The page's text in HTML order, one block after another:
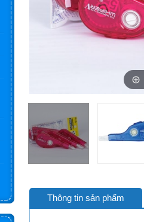
Thông tin sản phẩm